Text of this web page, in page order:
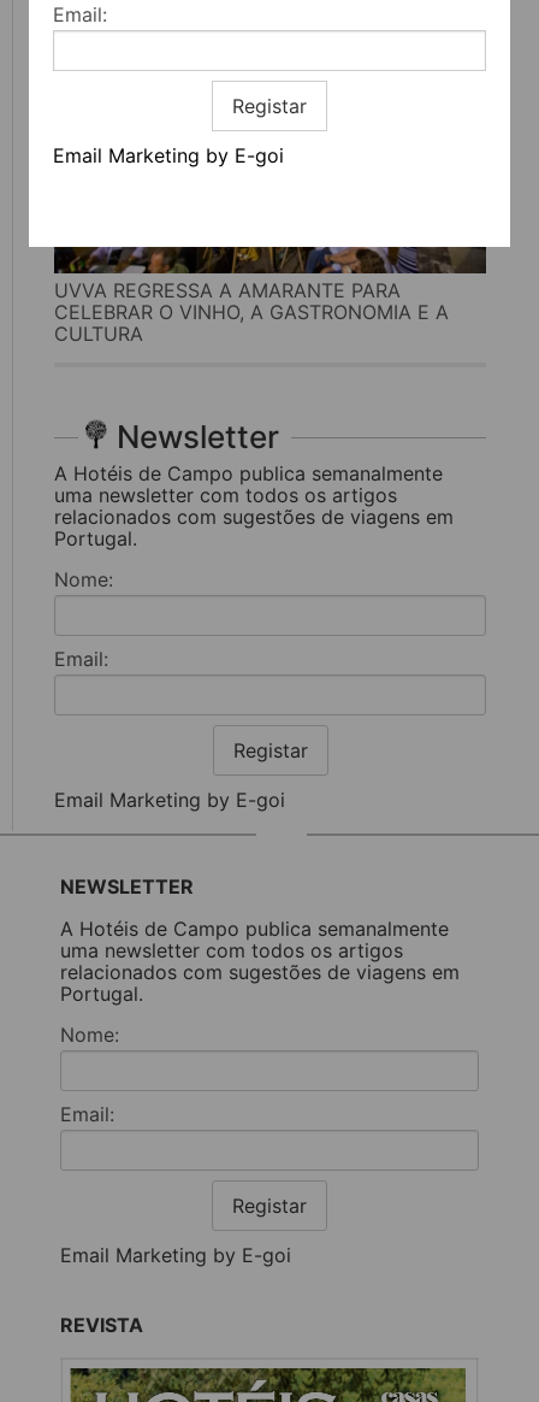
Email:
Registar
Email Marketing by E-goi
UVVA REGRESSA A AMARANTE PARA
CELEBRAR O VINHO, A GASTRONOMIA E A
CULTURA
Newsletter
A Hotéis de Campo publica semanalmente
uma newsletter com todos os artigos
relacionados com sugestões de viagens em
Portugal.
Nome:
Email:
Registar
Email Marketing by E-goi
NEWSLETTER
A Hotéis de Campo publica semanalmente
uma newsletter com todos os artigos
relacionados com sugestões de viagens em
Portugal.
Nome:
Email:
Registar
Email Marketing by E-goi
REVISTA